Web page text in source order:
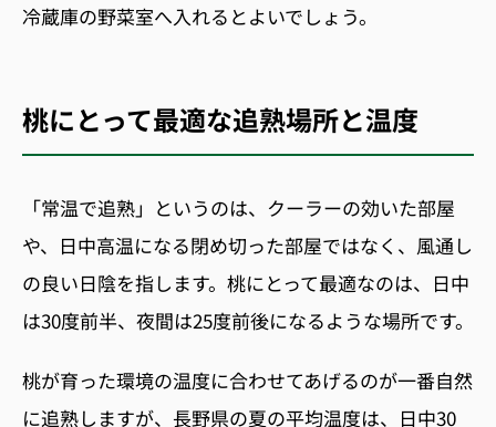
冷蔵庫の野菜室へ入れるとよいでしょう。
桃にとって最適な追熟場所と温度
「常温で追熟」というのは、クーラーの効いた部屋
や、日中高温になる閉め切った部屋ではなく、風通し
の良い日陰を指します。桃にとって最適なのは、日中
は30度前半、夜間は25度前後になるような場所です。
桃が育った環境の温度に合わせてあげるのが一番自然
に追熟しますが、 長野県の夏の平均温度は、日中30